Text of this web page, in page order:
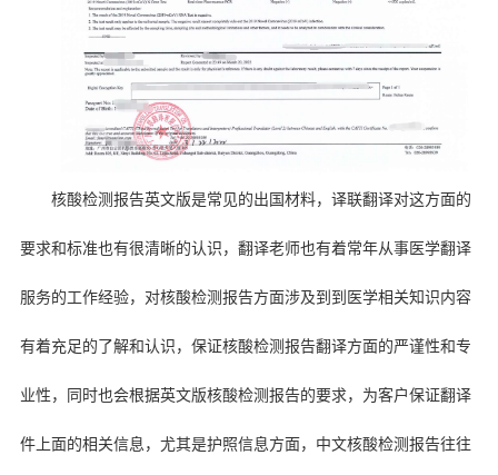
核酸检测报告英文版是常见的出国材料，译联翻译对这方面的
要求和标准也有很清晰的认识，翻译老师也有着常年从事医学翻译
服务的工作经验，对核酸检测报告方面涉及到到医学相关知识内容
有着充足的了解和认识，保证核酸检测报告翻译方面的严谨性和专
业性，同时也会根据英文版核酸检测报告的要求，为客户保证翻译
件上面的相关信息，尤其是护照信息方面，中文核酸检测报告往往